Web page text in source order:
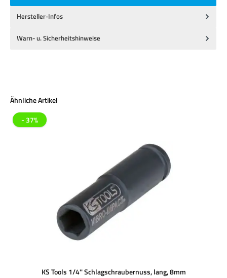
Hersteller-Infos
Warn- u. Sicherheitshinweise
Produktgalerie überspringen
Ähnliche Artikel
- 37%
KS Tools 1/4'' Schlagschraubernuss, lang, 8mm